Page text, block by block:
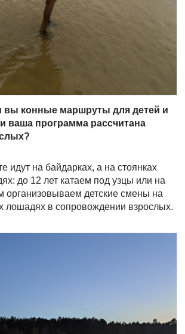
вы конные маршруты для детей и
ваша программа рассчитана
идут на байдарках, а на стоянках
до 12 лет катаем под узцы или на
организовываем детские смены на
лошадях в сопровождении взрослых.